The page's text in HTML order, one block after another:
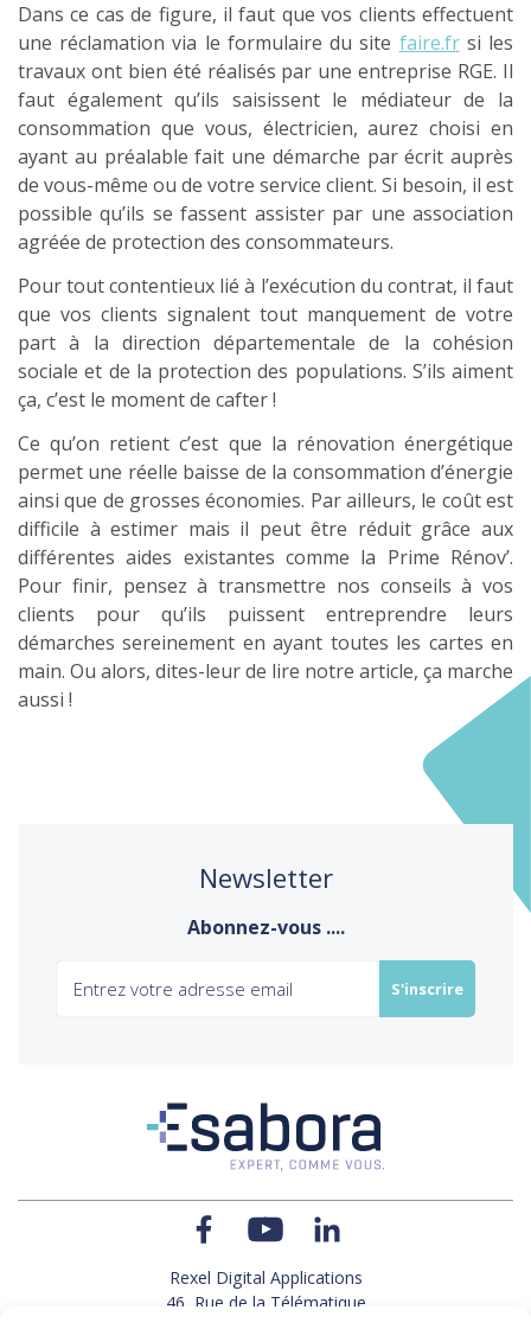
Dans ce cas de figure, il faut que vos clients effectuent
une réclamation via le formulaire du site faire.frsi les
travaux ont bien été réalisés par une entreprise RGE. Il
faut également qu’ils saisissent le médiateur de la
consommation que vous, électricien, aurez choisi en
ayant au préalable fait une démarche par écrit auprès
de vous-même ou de votre service client. Si besoin, il est
possible qu’ils se fassent assister par une association
agréée de protection des consommateurs.
Pour tout contentieux lié à l’exécution du contrat, il faut
que vos clients signalent tout manquement de votre
part à la direction départementale de la cohésion
sociale et de la protection des populations. S’ils aiment
ça, c’est le moment de cafter !
Ce qu’on retient c’est que la rénovation énergétique
permet une réelle baisse de la consommation d’énergie
ainsi que de grosses économies. Par ailleurs, le coût est
difficile à estimer mais il peut être réduit grâce aux
différentes aides existantes comme la Prime Rénov’.
Pour finir, pensez à transmettre nos conseils à vos
clients pour qu’ils puissent entreprendre leurs
démarches sereinement en ayant toutes les cartes en
main. Ou alors, dites-leur de lire notre article, ça marche
aussi !
Newsletter
Abonnez-vous ....
Rexel Digital Applications
46, Rue de la Télématique